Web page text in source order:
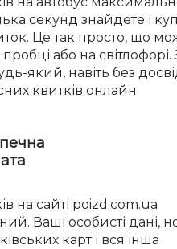
секунд знайдете і
Це так просто, що
або на світлофорі.
який, навіть без
квитків онлайн.
на сайті poizd.com.ua
Ваші особисті дані,
карт і вся інша